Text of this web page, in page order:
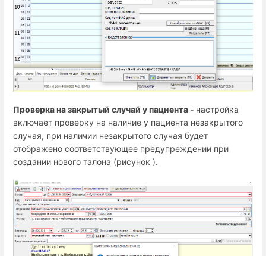
Проверка на закрытый случай у пациента - настройка
включает проверку на наличие у пациента незакрытого
случая, при наличии незакрытого случая будет
отображено соответствующее предупреждении при
создании нового талона (рисунок ).